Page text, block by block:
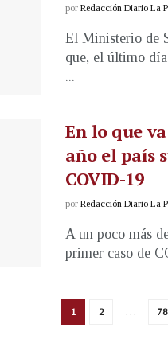
por Redacción Diario La
El Ministerio de
que, el último
...
En lo que
año el país
COVID-19
por Redacción Diario La
A un poco más
primer caso de
1 2 … 78